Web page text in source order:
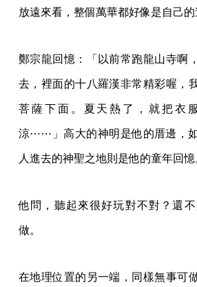
放遠來看，整個萬華都好像是自己的
鄭宗龍回憶：「以前常跑龍山寺啊
去，裡面的十八羅漢非常精彩喔，
菩薩下面。夏天熱了，就把衣
涼⋯⋯」高大的神明是他的厝邊，
人進去的神聖之地則是他的童年回憶
他問，聽起來很好玩對不對？還不
做。
在地理位置的另一端，同樣無事可